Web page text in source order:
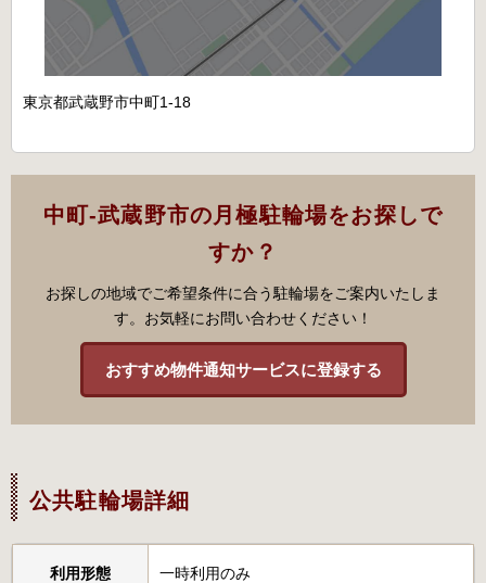
東京都武蔵野市中町1-18
中町-武蔵野市の月極駐輪場をお探しで
すか？
お探しの地域でご希望条件に合う駐輪場をご案内いたしま
す。お気軽にお問い合わせください！
おすすめ物件通知サービスに登録する
公共駐輪場詳細
利用形態 一時利用のみ